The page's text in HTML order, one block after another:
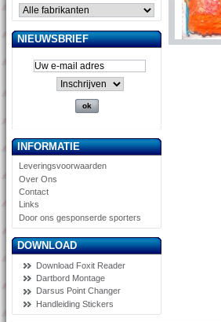
NIEUWSBRIEF
INFORMATIE
Leveringsvoorwaarden
Over Ons
Contact
Links
Door ons gesponserde sporters
DOWNLOAD
Download Foxit Reader
Dartbord Montage
Darsus Point Changer
Handleiding Stickers